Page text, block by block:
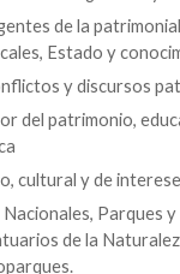
de la
Estado y
y discursos
del patrimonio,
cultural y de
Parques y
de la